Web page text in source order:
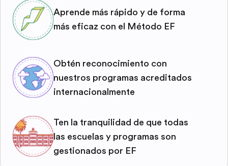
Aprende más rápido y de forma
más eficaz con el Método EF
Obtén reconocimiento con
nuestros programas acreditados
internacionalmente
Ten la tranquilidad de que todas
las escuelas y programas son
gestionados por EF